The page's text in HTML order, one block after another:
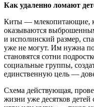
Как удаленно ломают
Киты — млекопитающие,
оказываются
и исполинский размер,
уже не могут. Им нужна
становятся сотни
социальные группы,
единственную цель —
Схема действующая,
жизни уже десятков детей